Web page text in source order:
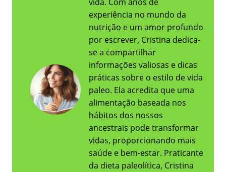
vida. Com anos de
experiência no mundo da
nutrição e um amor profundo
por escrever, Cristina dedica-
se a compartilhar
informações valiosas e dicas
práticas sobre o estilo de vida
paleo. Ela acredita que uma
alimentação baseada nos
hábitos dos nossos
ancestrais pode transformar
vidas, proporcionando mais
saúde e bem-estar. Praticante
da dieta paleolítica, Cristina